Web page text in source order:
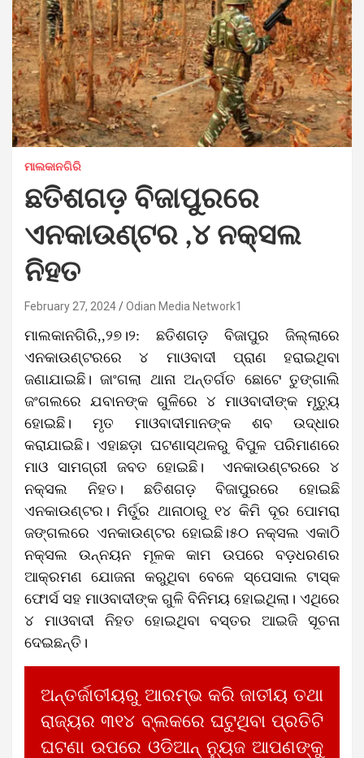
ମାଲକାନଗିରି
ଛତିଶଗଡ଼ ବିଜାପୁରରେ
ଏନକାଉଣ୍ଟର ,୪ ନକ୍ସଲ
ନିହତ
February 27, 2024 Odian Media Network1
ମାଲକାନଗିରି,,୨୭।୨: ଛତିଶଗଡ଼ ବିଜାପୁର ଜିଲ୍ଲାରେ
ଏନକାଉଣ୍ଟରରେ ୪ ମାଓବାଦୀ ପ୍ରାଣ ହରାଇଥିବା
ଜଣାଯାଇଛି। ଜାଂଗଲା ଥାନା ଅନ୍ତର୍ଗତ ଛୋଟେ ତୁଙ୍ଗାଲି
ଜଂଗଲରେ ଯବାନଙ୍କ ଗୁଳିରେ ୪ ମାଓବାଦୀଙ୍କ ମୃତ୍ୟୁ
ହୋଇଛି। ମୃତ ମାଓବାଦୀମାନଙ୍କ ଶବ ଉଦ୍ଧାର
କରାଯାଇଛି। ଏହାଛଡ଼ା ଘଟଣାସ୍ଥଳରୁ ବିପୁଳ ପରିମାଣରେ
ମାଓ ସାମଗ୍ରୀ ଜବତ ହୋଇଛି। ଏନକାଉଣ୍ଟରରେ ୪
ନକ୍ସଲ ନିହତ। ଛତିଶଗଡ଼ ବିଜାପୁରରେ ହୋଇଛି
ଏନକାଉଣ୍ଟର। ମିର୍ତୁର ଥାନାଠାରୁ ୧୪ କିମି ଦୂର ପୋମରା
ଜଙ୍ଗଲରେ ଏନକାଉଣ୍ଟର ହୋଇଛି।୫୦ ନକ୍ସଲ ଏକାଠି
ନକ୍ସଲ ଉନ୍ନୟନ ମୂଳକ କାମ ଉପରେ ବଡ଼ଧରଣର
ଆକ୍ରମଣ ଯୋଜନା କରୁଥିବା ବେଳେ ସ୍ପେସାଲ ଟାସ୍କ
ଫୋର୍ସ ସହ ମାଓବାଦୀଙ୍କ ଗୁଳି ବିନିମୟ ହୋଇଥିଲା। ଏଥିରେ
୪ ମାଓବାଦୀ ନିହତ ହୋଇଥିବା ବସ୍ତର ଆଇଜି ସୂଚନା
ଦେଇଛନ୍ତି।
ଅନ୍ତର୍ଜାତୀୟରୁ ଆରମ୍ଭ କରି ଜାତୀୟ ତଥା
ରାଜ୍ୟର ୩୧୪ ବ୍ଲକରେ ଘଟୁଥିବା ପ୍ରତିଟି
ଘଟଣା ଉପରେ ଓଡିଆନ୍ ନ୍ୟୁଜ ଆପଣଙ୍କୁ